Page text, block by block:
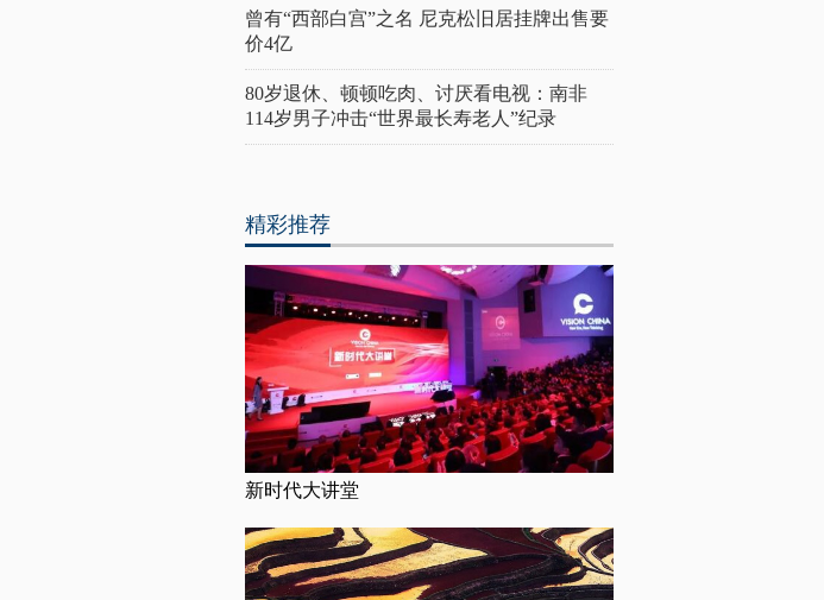
曾有“西部白宫”之名 尼克松旧居挂牌出售要
价4亿
80岁退休、顿顿吃肉、讨厌看电视：南非
114岁男子冲击“世界最长寿老人”纪录
精彩推荐
新时代大讲堂